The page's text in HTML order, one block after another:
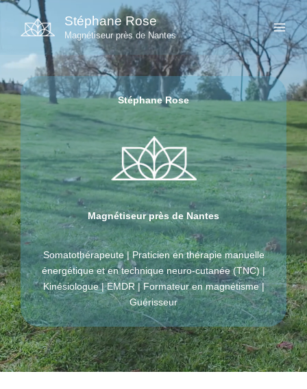
Aller
contenu
Stéphane Rose
Magnétiseur près de Nantes
Stéphane Rose
Magnétiseur près de Nantes
Somatothérapeute | Praticien en thérapie manuelle
énergétique et en technique neuro-cutanée (TNC) |
Kinésiologue | EMDR | Formateur en magnétisme |
Guérisseur